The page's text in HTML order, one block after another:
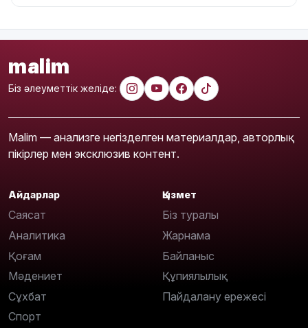
malim
Біз әлеуметтік желіде:
Malim — анализге негізделген материалдар, авторлық
пікірлер мен эксклюзив контент.
Айдарлар
Саясат
Аналитика
Қоғам
Мәдениет
Сұхбат
Спорт
Қызмет
Біз туралы
Жарнама
Байланыс
Құпиялылық
Пайдалану ережесі